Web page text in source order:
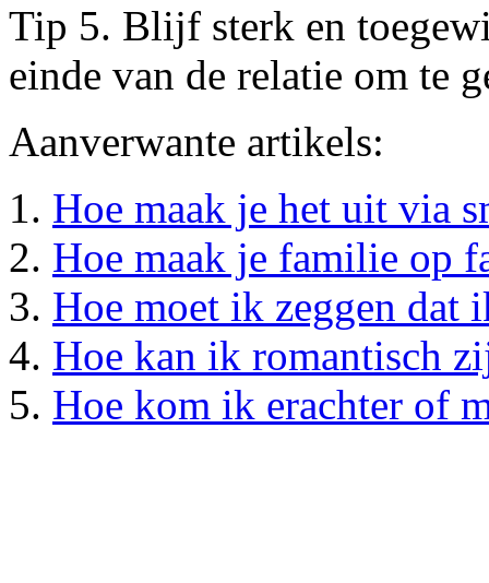
Tip 5. Blijf sterk en
einde van de relatie om te
Aanverwante artikels:
Hoe maak je het uit via
Hoe maak je familie op
Hoe moet ik zeggen dat
Hoe kan ik romantisch
Hoe kom ik erachter of